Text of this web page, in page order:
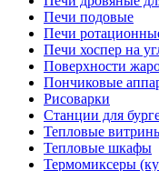
Печи подовые
Печи
Печи хоспер на
Поверхности
Пончиковые
Рисоварки
Станции для
Тепловые
Тепловые шкафы
Термомиксеры